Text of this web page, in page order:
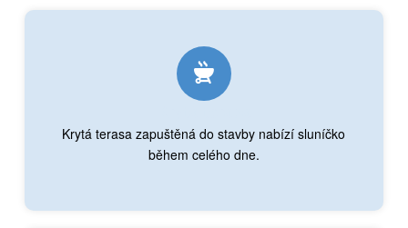
Krytá terasa zapuštěná do stavby nabízí sluníčko
během celého dne.